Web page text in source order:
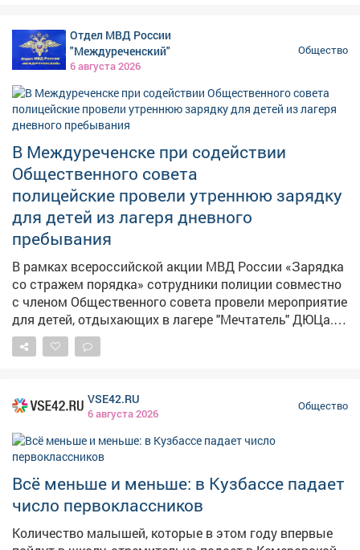
кузбасская школа тяжелой атлетики воспитала
чемпионов мира и Европы, а в 2020 году была
признана лучшей спортивной школой России. В
млн человек. Во многом это результат системной
работы наших тренеров, преподавателей,
инструкторов и всех, кто каждый день помогает
людям выбирать активный и здоровый образ жизни.
Поздравляю всех работников отрасли с наступающим
Днем физкультурника! Спасибо за преданность
своему делу и за ваши победы!
Отдел МВД России
"Междуреченский"
6 августа 2026
Общество
В Междуреченске при содействии
Общественного совета
полицейские провели утреннюю зарядку
для детей из лагеря дневного
пребывания
В рамках всероссийской акции МВД России «Зарядка
со стражем порядка» сотрудники полиции совместно
с членом Общественного совета провели мероприятие
для детей, отдыхающих в лагере "Мечтатель" ДЮЦа. В
начале мероприятия инспектор отдела по делам
несовершеннолетних Отдела МВД России
главного ресурса человека, основы для успешной
учёбы, карьеры и счастливой жизни. Она рассказала о
необходимости начинать утро с зарядки, которая не
только поддерживает жизненный тонус и энергию в
течение дня, но и способствует укреплению здоровья
в целом. Кроме этого говорили о соблюдении режима
дня, о полноценном питании и недопустимости иметь
вредные привычки, а также об ответственности за
VSE42.RU
6 августа 2026
Общество
Всё меньше и меньше: в Кузбассе падает
число первоклассников
Количество малышей, которые в этом году впервые